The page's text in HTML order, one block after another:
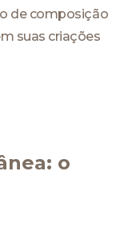
de composição
suas criações
o